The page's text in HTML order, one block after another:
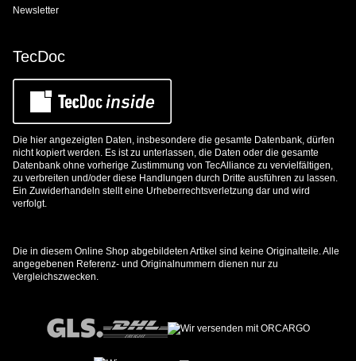
Newsletter
TecDoc
Die hier angezeigten Daten, insbesondere die gesamte Datenbank, dürfen
nicht kopiert werden. Es ist zu unterlassen, die Daten oder die gesamte
Datenbank ohne vorherige Zustimmung von TecAlliance zu vervielfältigen,
zu verbreiten und/oder diese Handlungen durch Dritte ausführen zu lassen.
Ein Zuwiderhandeln stellt eine Urheberrechtsverletzung dar und wird
verfolgt.
Die in diesem Online Shop abgebildeten Artikel sind keine Originalteile. Alle
angegebenen Referenz- und Originalnummern dienen nur zu
Vergleichszwecken.